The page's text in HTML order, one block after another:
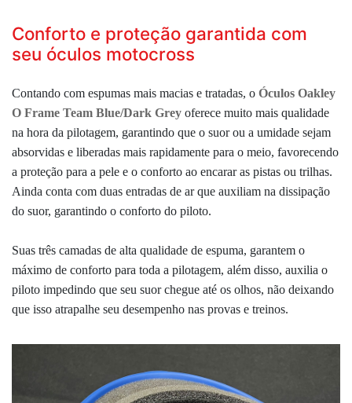
Conforto e proteção garantida com
seu óculos motocross
Contando com espumas mais macias e tratadas, o Óculos Oakley
O Frame Team Blue/Dark Grey oferece muito mais qualidade
na hora da pilotagem, garantindo que o suor ou a umidade sejam
absorvidas e liberadas mais rapidamente para o meio, favorecendo
a proteção para a pele e o conforto ao encarar as pistas ou trilhas.
Ainda conta com duas entradas de ar que auxiliam na dissipação
do suor, garantindo o conforto do piloto.
Suas três camadas de alta qualidade de espuma, garantem o
máximo de conforto para toda a pilotagem, além disso, auxilia o
piloto impedindo que seu suor chegue até os olhos, não deixando
que isso atrapalhe seu desempenho nas provas e treinos.